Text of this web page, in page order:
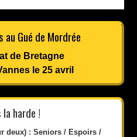
Gué de Mordrée
de Bretagne
le 25 avril
la harde !
deux) : Seniors / Espoirs /